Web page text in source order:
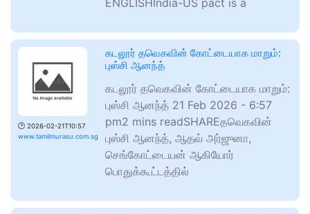
ENGLISHIndia-US pact is a
🕑 2026-02-21T10:57
www.tamilmurasu.com.sg
கடலூர் தவெகவின் கோட்டையாக மாறும்:
புஸ்சி ஆனந்த்
கடலூர் தவெகவின் கோட்டையாக மாறும்:
புஸ்சி ஆனந்த் 21 Feb 2026 - 6:57
pm2 mins readSHAREதவெகவின்
புஸ்சி ஆனந்த், ஆதவ் அர்ஜுனா,
செங்கோட்டையன் ஆகியோர்
பொதுக்கூட்டத்தில்